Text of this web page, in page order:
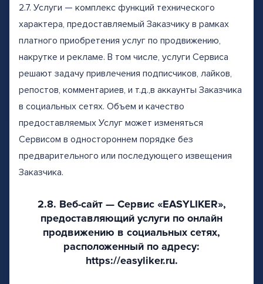
2.7. Услуги — комплекс функций технического
характера, предоставляемый Заказчику в рамках
платного приобретения услуг по продвижению,
накрутке и рекламе. В том числе, услуги Сервиса
решают задачу привлечения подписчиков, лайков,
репостов, комментариев, и т.д.,в аккаунты Заказчика
в социальных сетях. Объем и качество
предоставляемых Услуг может изменяться
Сервисом в одностороннем порядке без
предварительного или последующего извещения
Заказчика.
2.8. Веб-сайт — Сервис «EASYLIKER»,
предоставляющий услуги по онлайн
продвижению в социальных сетях,
расположенный по адресу:
https://easyliker.ru.